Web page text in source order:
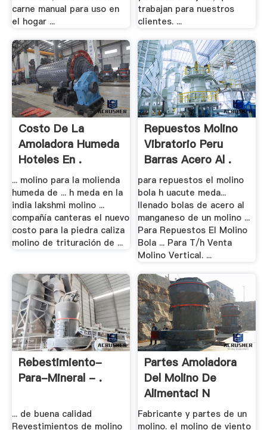
carne manual para uso en
el hogar ...
trabajan para nuestros
clientes. ...
Costo De La
Amoladora Humeda
Hoteles En .
... molino para la molienda
humeda de ... h meda en la
india lakshmi molino ...
compañía canteras el nuevo
costo para la piedra caliza
molino de trituración de ...
Repuestos Molino
Vibratorio Peru
Barras Acero Al .
para repuestos el molino
bola h uacute meda...
llenado bolas de acero al
manganeso de un molino ...
Para Repuestos El Molino
Bola ... Para T/h Venta
Molino Vertical. ...
Rebestimiento-
Para-Mineral - .
... de buena calidad
Revestimientos de molino
Partes Amoladora
Del Molino De
Alimentaci N
Fabricante y partes de un
molino. el molino de viento